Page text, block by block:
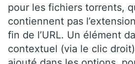
pour les fichiers torrents,
contiennent pas
fin de l’URL. Un élément
contextuel (via le clic